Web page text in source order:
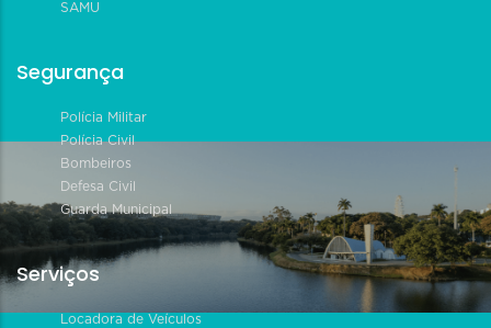
SAMU
Segurança
Polícia Militar
Polícia Civil
Bombeiros
Defesa Civil
Guarda Municipal
Serviços
Locadora de Veículos